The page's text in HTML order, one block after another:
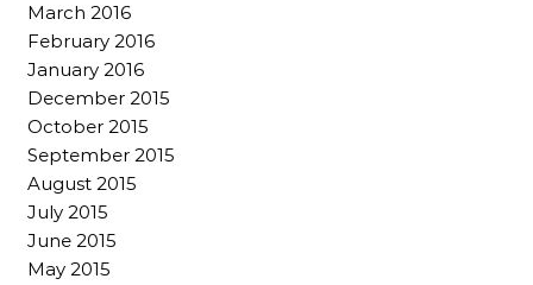
March 2016
February 2016
January 2016
December 2015
October 2015
September 2015
August 2015
July 2015
June 2015
May 2015